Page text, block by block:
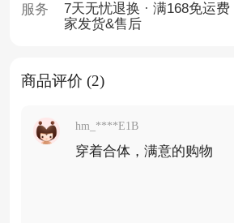
服务
7天无忧退换 · 满168免运费
家发货&售后
商品评价 (2)
hm_****E1B
穿着合体，满意的购物